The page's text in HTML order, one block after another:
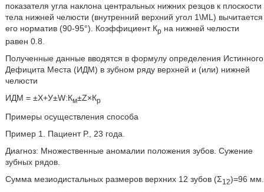
показателя угла наклона центральных нижних резцов к плоскости
тела нижней челюсти (внутренний верхний угол 1\ML) вычитается
его норматив (90-95°). Коэффициент Кр на нижней челюсти
равен 0.8.
Полученные данные вводятся в формулу определения Истинного
Дефицита Места (ИДМ) в зубном ряду верхней и (или) нижней
челюсти
ИДМ = ±Х+У±W:Км±Z×Кp
Примеры осуществления способа
Пример 1. Пациент Р., 23 года.
Диагноз: Множественные аномалии положения зубов. Сужение
зубных рядов.
Сумма мезиодистальных размеров верхних 12 зубов (Σ12)=96 мм.